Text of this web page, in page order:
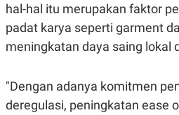
hal-hal itu merupakan faktor
padat karya seperti garment
meningkatan daya saing lokal
"Dengan adanya komitmen
deregulasi, peningkatan ease